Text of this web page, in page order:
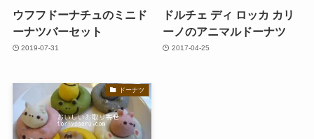
ウフフドーナチュのミニド
ーナツバーセット
2019-07-31
ドルチェ ディ ロッカ カリ
ーノのアニマルドーナツ
2017-04-25
ドーナツ